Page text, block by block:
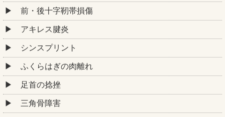
前・後十字靭帯損傷
アキレス腱炎
シンスプリント
ふくらはぎの肉離れ
足首の捻挫
三角骨障害